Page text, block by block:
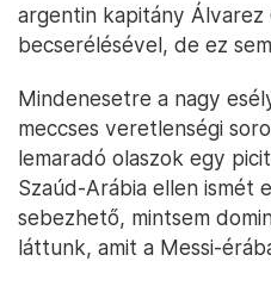
argentin kapitány Álvarez
becserélésével, de ez
Mindenesetre a nagy
meccses veretlenségi
lemaradó olaszok egy
Szaúd-Arábia ellen ismét
sebezhető, mintsem
láttunk, amit a Messi-